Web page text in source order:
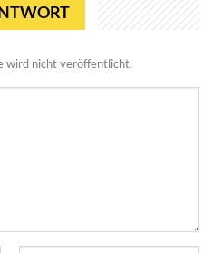
wird nicht veröffentlicht.